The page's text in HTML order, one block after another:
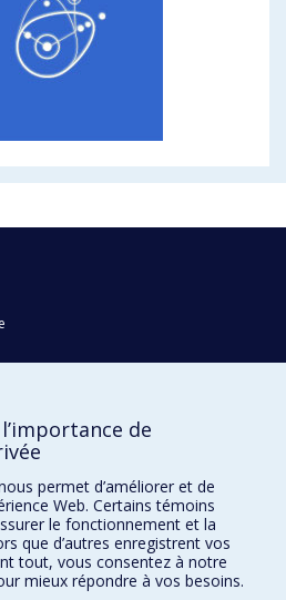
de
permet d’améliorer et de
Web. Certains témoins
le fonctionnement et la
que d’autres enregistrent vos
tout, vous consentez à notre
mieux répondre à vos besoins.